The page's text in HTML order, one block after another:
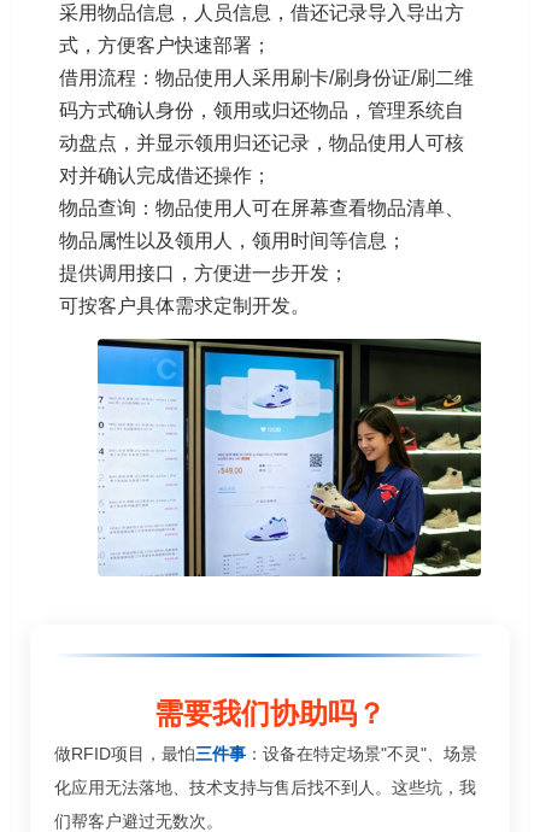
采用物品信息，人员信息，借还记录导入导出方
式，方便客户快速部署；
借用流程：物品使用人采用刷卡/刷身份证/刷二维
码方式确认身份，领用或归还物品，管理系统自
动盘点，并显示领用归还记录，物品使用人可核
对并确认完成借还操作；
物品查询：物品使用人可在屏幕查看物品清单、
物品属性以及领用人，领用时间等信息；
提供调用接口，方便进一步开发；
可按客户具体需求定制开发。
需要我们协助吗？
做RFID项目，最怕三件事 ：设备在特定场景"不灵"、场景
化应用无法落地、技术支持与售后找不到人。这些坑，我
们帮客户避过无数次。